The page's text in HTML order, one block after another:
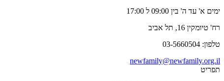
ימים א' עד ה' בין 09:00 ל 17:00
רח' טיומקין 16, תל אביב
טלפון: 03-5660504
newfamily@newfamily.org.il
תפריט